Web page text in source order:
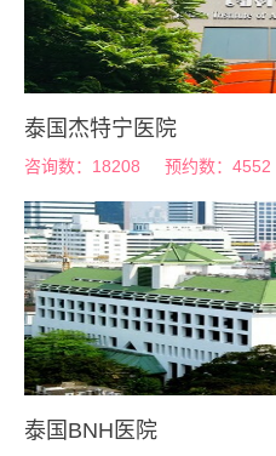
泰国杰特宁医院
咨询数：18208 预约数：4552
泰国BNH医院